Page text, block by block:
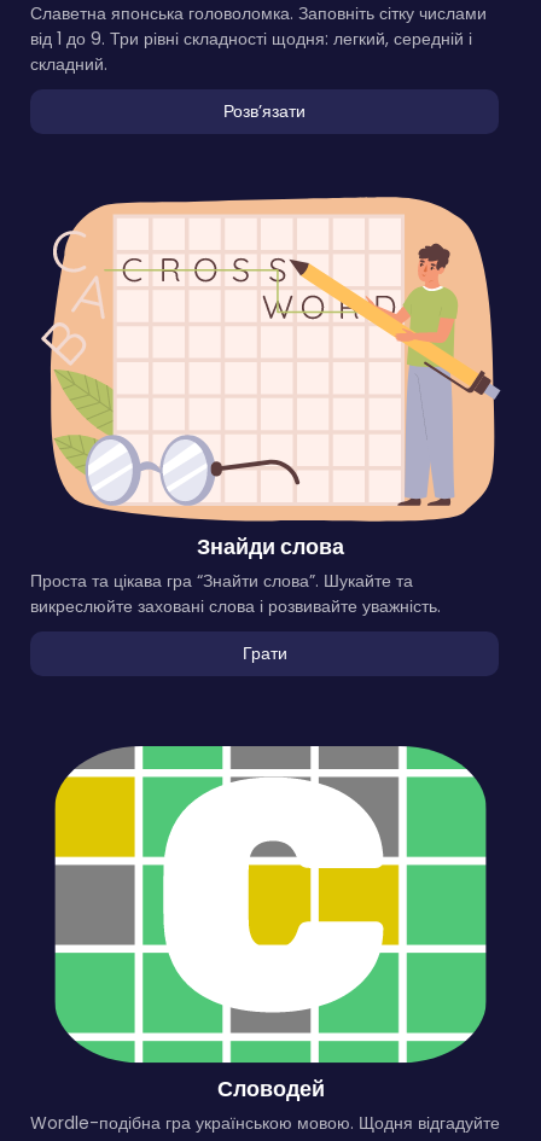
Славетна японська головоломка. Заповніть сітку числами
від 1 до 9. Три рівні складності щодня: легкий, середній і
складний.
Розвʼязати
Знайди слова
Проста та цікава гра “Знайти слова”. Шукайте та
викреслюйте заховані слова і розвивайте уважність.
Грати
Словодей
Wordle-подібна гра українською мовою. Щодня відгадуйте